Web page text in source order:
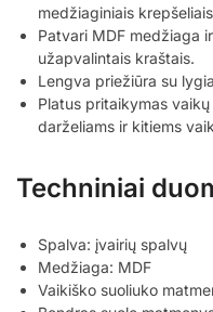
medžiaginiais
Patvari MDF medžiaga
užapvalintais kraštais.
Lengva priežiūra su
Platus pritaikymas
darželiams ir kitiems
Techniniai
Spalva: įvairių spalvų
Medžiaga: MDF
Vaikiško suoliuko